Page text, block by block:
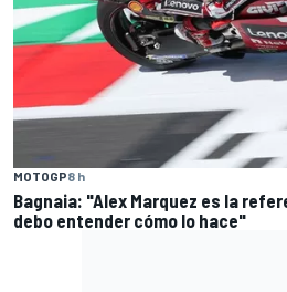
MOTOGP8 h
Bagnaia: "Alex Marquez es la
debo entender cómo lo hace"